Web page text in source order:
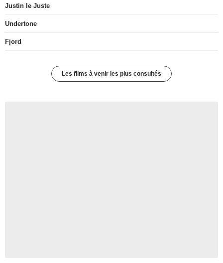
Justin le Juste
Undertone
Fjord
Les films à venir les plus consultés